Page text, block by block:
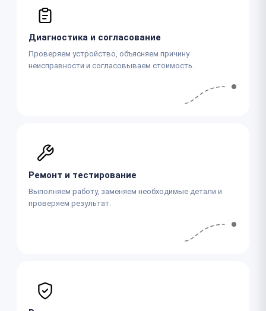
Диагностика и согласование
Проверяем устройство, объясняем причину
неисправности и согласовываем стоимость.
Ремонт и тестирование
Выполняем работу, заменяем необходимые детали и
проверяем результат.